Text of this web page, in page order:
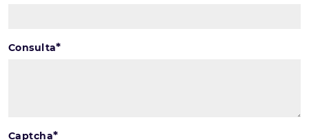
Consulta*
Captcha*